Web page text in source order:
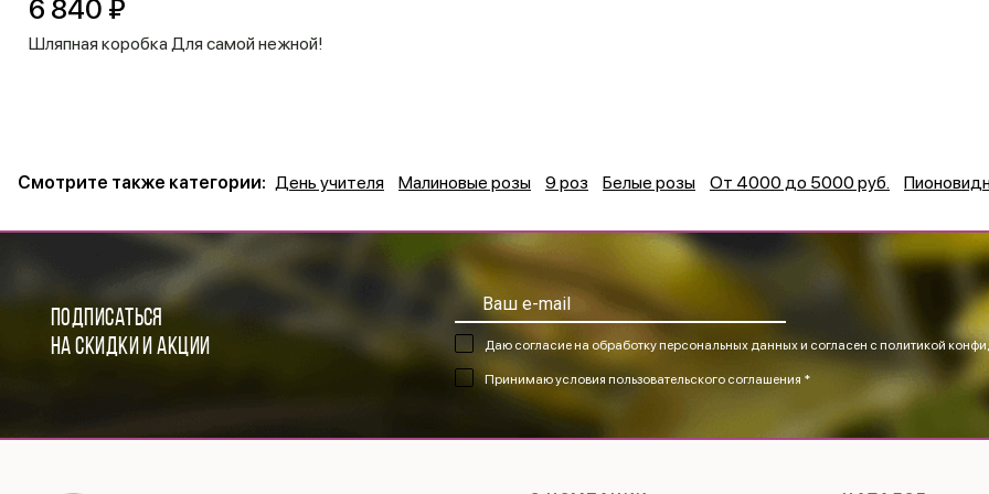
Шляпная коробка Для самой нежной!
6 840 ₽
Смотрите также категории: День учителя Малиновые розы 9 роз Белые розы От 4000 до 5000 руб.
ПОДПИСАТЬСЯ
НА СКИДКИ И АКЦИИ
Даю согласие на обработку персональных данных и согласен с политикой
Принимаюусловия пользовательского соглашения *